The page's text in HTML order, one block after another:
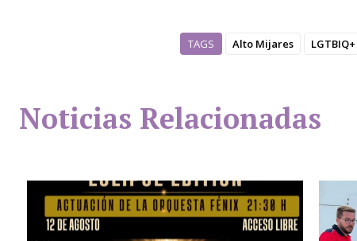
TAGS Alto Mijares LGTBIQ+
Noticias Relacionadas